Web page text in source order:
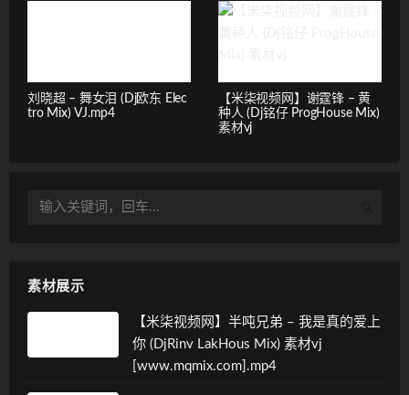
刘晓超 – 舞女泪 (Dj欧东 Elec
tro Mix) VJ.mp4
【米柒视频网】谢霆锋 – 黄
种人 (Dj铭仔 ProgHouse Mix)
素材vj
素材展示
【米柒视频网】半吨兄弟 – 我是真的爱上
你 (DjRinv LakHous Mix) 素材vj
[www.mqmix.com].mp4